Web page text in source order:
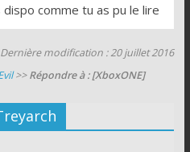
dispo comme tu as pu le lire
Dernière modification : 20 juillet 2016
>>Répondre à : [XboxONE]